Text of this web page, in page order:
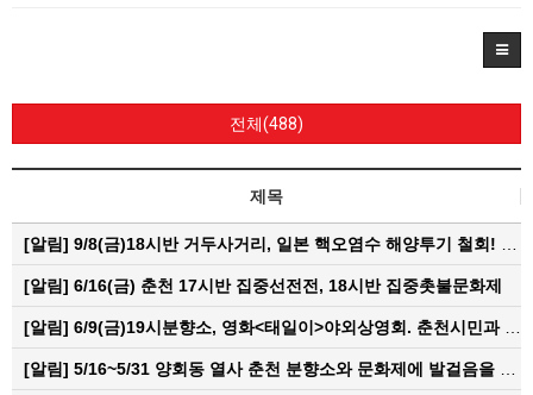
전체(488)
제목
[알림] 9/8(금)18시반 거두사거리, 일본 핵오염수 해양투기 철회! 춘천시민대회
[알림] 6/16(금) 춘천 17시반 집중선전전, 18시반 집중촛불문화제
[알림] 6/9(금)19시분향소, 영화<태일이>야외상영회. 춘천시민과 함께하는 한여름밤의 영화산책
[알림] 5/16~5/31 양회동 열사 춘천 분향소와 문화제에 발걸음을 내어주신 모든 분들께 감사인사를 올립니다.